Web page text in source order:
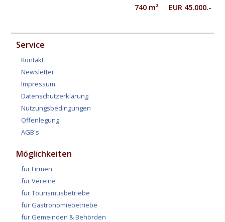
740 m² EUR 45.000.-
Service
Kontakt
Newsletter
Impressum
Datenschutzerklärung
Nutzungsbedingungen
Offenlegung
AGB's
Möglichkeiten
für Firmen
für Vereine
für Tourismusbetriebe
für Gastronomiebetriebe
für Gemeinden & Behörden